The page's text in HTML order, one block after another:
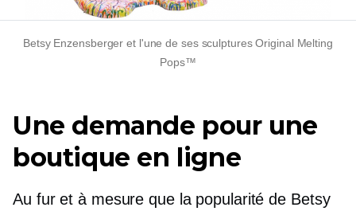
Betsy Enzensberger et l'une de ses sculptures Original Melting
Pops™
Une demande pour une
boutique en ligne
Au fur et à mesure que la popularité de Betsy